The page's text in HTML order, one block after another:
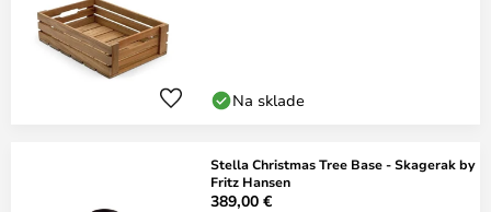
Na sklade
Stella Christmas Tree Base - Skagerak by
Fritz Hansen
389,00 €